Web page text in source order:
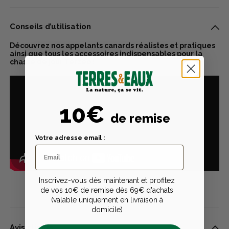
Conseils d’utilisation
Découvrez nos appelants canards réalistes et pratiques
ainsi que tous les accessoires indispensables pour la
chasse de jour Terzéo !
10€ de remise
Votre adresse email :
Inscrivez-vous dès maintenant et profitez
de vos 10€ de remise dès 69€ d'achats
(valable uniquement en livraison à
domicile)